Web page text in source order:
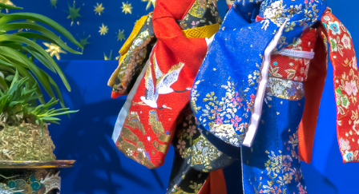
Москва, музей им. Тимирязева